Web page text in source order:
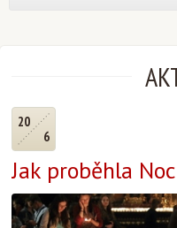
20
6
Jak proběhla